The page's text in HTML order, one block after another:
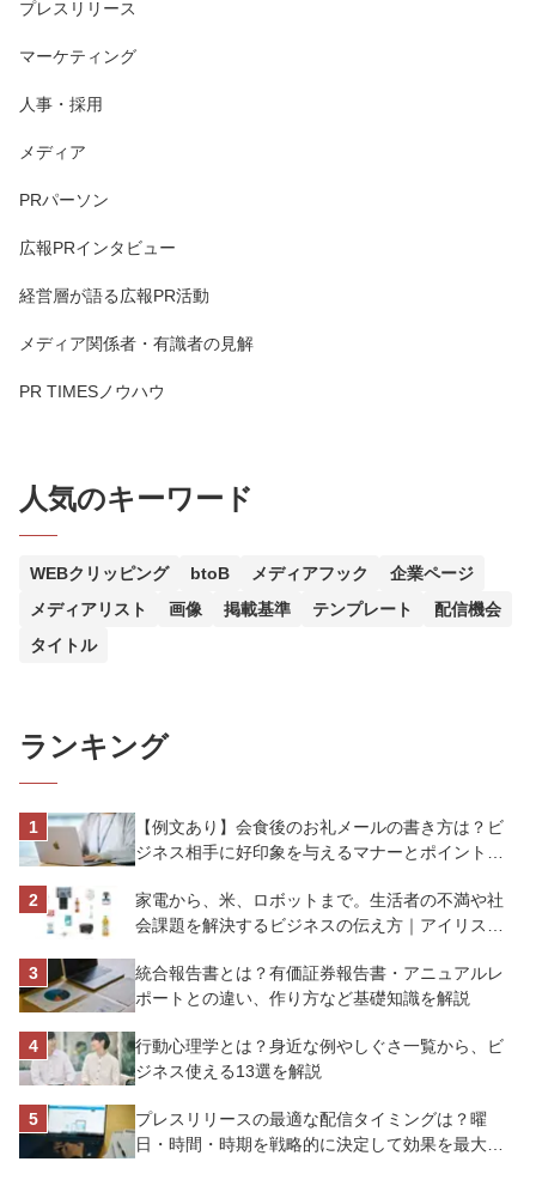
プレスリリース
マーケティング
人事・採用
メディア
PRパーソン
広報PRインタビュー
経営層が語る広報PR活動
メディア関係者・有識者の見解
PR TIMESノウハウ
人気のキーワード
WEBクリッピング btoB メディアフック
企業ページ
メディアリスト
画像 掲載基準 テンプレート
配信機会
タイトル
ランキング
【例文あり】会食後のお礼メールの書き方は？ビ
ジネス相手に好印象を与えるマナーとポイントを
家電から、米、ロボットまで。生活者の不満や社
会課題を解決するビジネスの伝え方｜アイリスオ
統合報告書とは？有価証券報告書・アニュアルレ
ポートとの違い、作り方など基礎知識を解説
行動心理学とは？身近な例やしぐさ一覧から、ビ
ジネス使える13選を解説
プレスリリースの最適な配信タイミングは？曜
日・時間・時期を戦略的に決定して効果を最大化